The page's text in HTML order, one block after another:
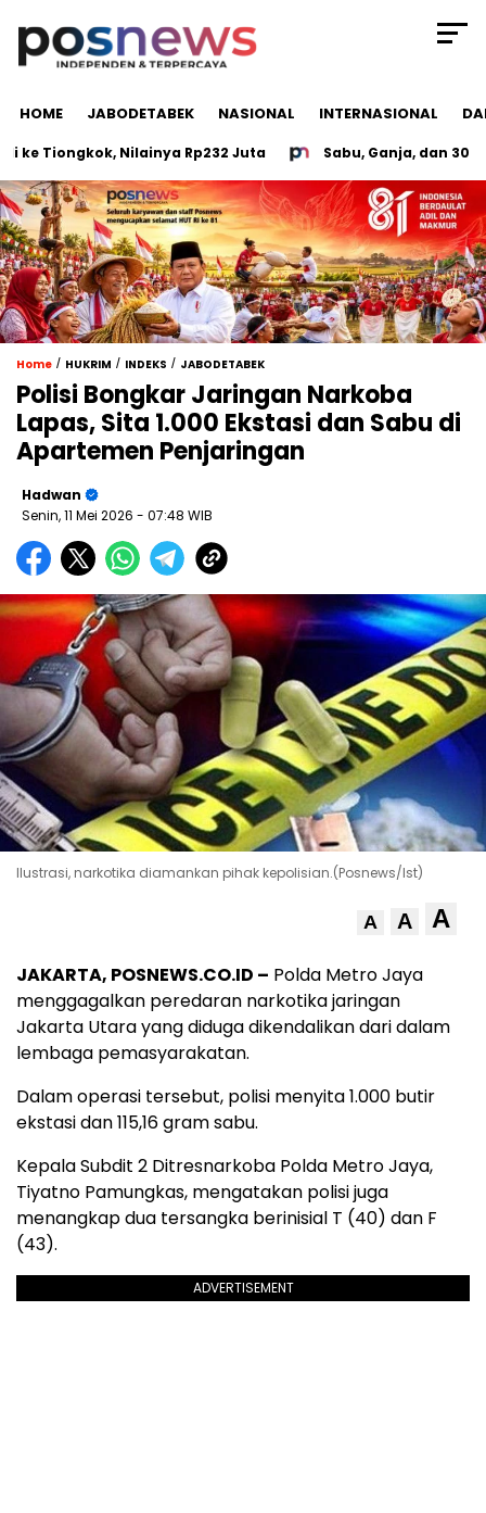
HOME JABODETABEK NASIONAL INTERNASIONAL
Tiongkok, Nilainya Rp232 Juta Sabu, Ganja, dan 30 CD
Home / HUKRIM / INDEKS / JABODETABEK
Polisi Bongkar Jaringan Narkoba
Lapas, Sita 1.000 Ekstasi dan Sabu di
Apartemen Penjaringan
Hadwan
Senin, 11 Mei 2026 - 07:48 WIB
Ilustrasi, narkotika diamankan pihak kepolisian.(Posnews/Ist)
A A A
JAKARTA, POSNEWS.CO.ID – Polda Metro Jaya
menggagalkan peredaran narkotika jaringan
Jakarta Utara yang diduga dikendalikan dari dalam
lembaga pemasyarakatan.
Dalam operasi tersebut, polisi menyita 1.000 butir
ekstasi dan 115,16 gram sabu.
Kepala Subdit 2 Ditresnarkoba Polda Metro Jaya,
Tiyatno Pamungkas, mengatakan polisi juga
menangkap dua tersangka berinisial T (40) dan F
(43).
ADVERTISEMENT